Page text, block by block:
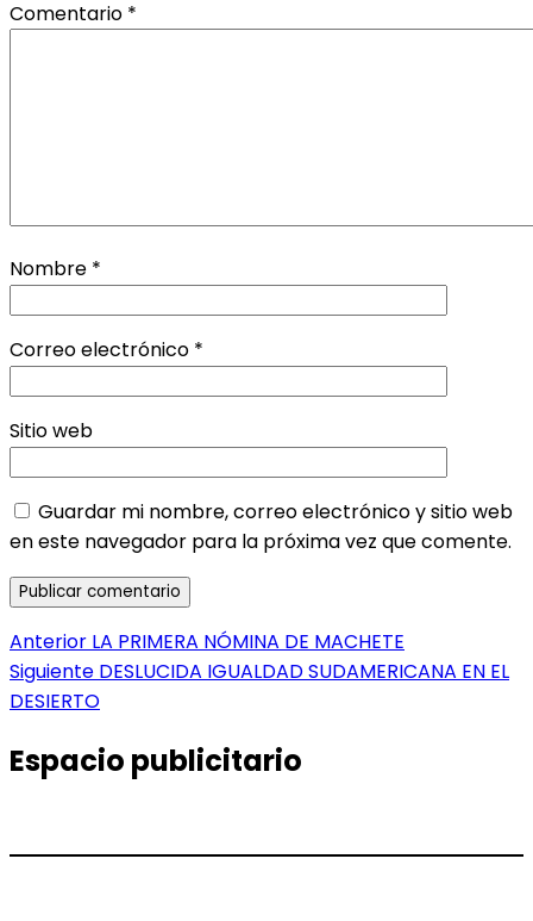
Comentario *
Nombre *
Correo electrónico *
Sitio web
Guardar mi nombre, correo electrónico y sitio web
en este navegador para la próxima vez que comente.
Navegación
de
Anterior Entrada
anterior:
LA PRIMERA NÓMINA DE MACHETE
Siguiente Entrada
siguiente:
DESLUCIDA IGUALDAD SUDAMERICANA EN EL
DESIERTO
Espacio publicitario